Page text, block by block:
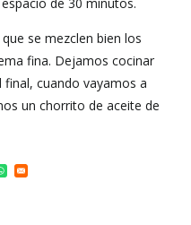
se mezclen bien los
fina. Dejamos cocinar
final, cuando vayamos a
un chorrito de aceite de